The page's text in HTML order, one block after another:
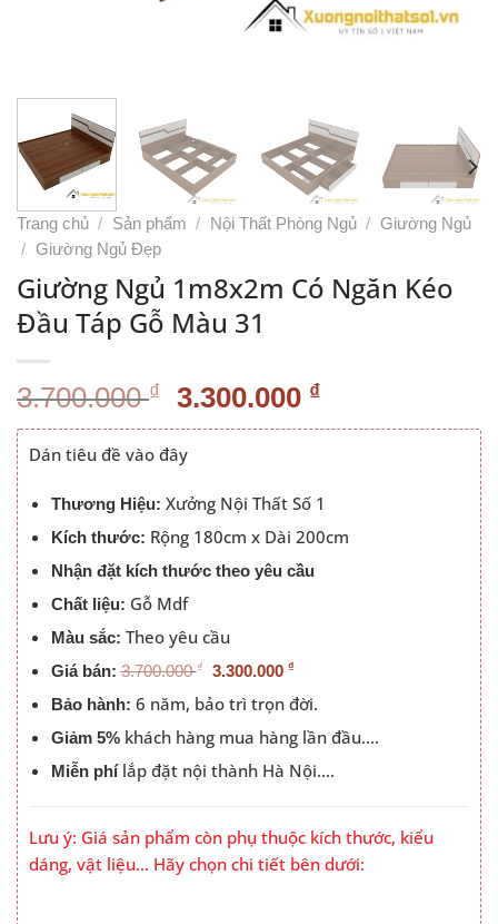
Trang chủ / Sản phẩm / Nội Thất Phòng Ngủ / Giường Ngủ
/ Giường Ngủ Đẹp
Giường Ngủ 1m8x2m Có Ngăn Kéo
Đầu Táp Gỗ Màu 31
3.700.000₫ Giá
gốc
là:
3.300.000 ₫Giá
hiện
3.300.000 ₫.
Dán tiêu đề vào đây
Thương Hiệu: Xưởng Nội Thất Số 1
Kích thước: Rộng 180cm x Dài 200cm
Nhận đặt kích thước theo yêu cầu
Chất liệu: Gỗ Mdf
Màu sắc: Theo yêu cầu
Giá bán:3.700.000 ₫ 3.300.000 ₫
Bảo hành: 6 năm, bảo trì trọn đời.
Giảm 5%khách hàng mua hàng lần đầu….
Miễn phílắp đặt nội thành Hà Nội….
Lưu ý: Giá sản phẩm còn phụ thuộc kích thước, kiểu
dáng, vật liệu… Hãy chọn chi tiết bên dưới: